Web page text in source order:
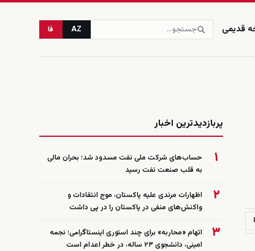
قدیمی AZ فا
پربازدیدترین اخبار
۱
حساب‌های شرکت ملی نفت مسدود شد؛ بحران مالی
به قلب صنعت نفت رسید
۲
اظهارات مرندی علیه پاکستان، موج انتقادات و
واکنش‌های منفی در پاکستان را در پی داشت
۳
اتهام «محاربه» برای چند استوری اینستاگرامی؛ نجمه
امینی، دانشجوی ۲۳ ساله، در خطر اعدام است